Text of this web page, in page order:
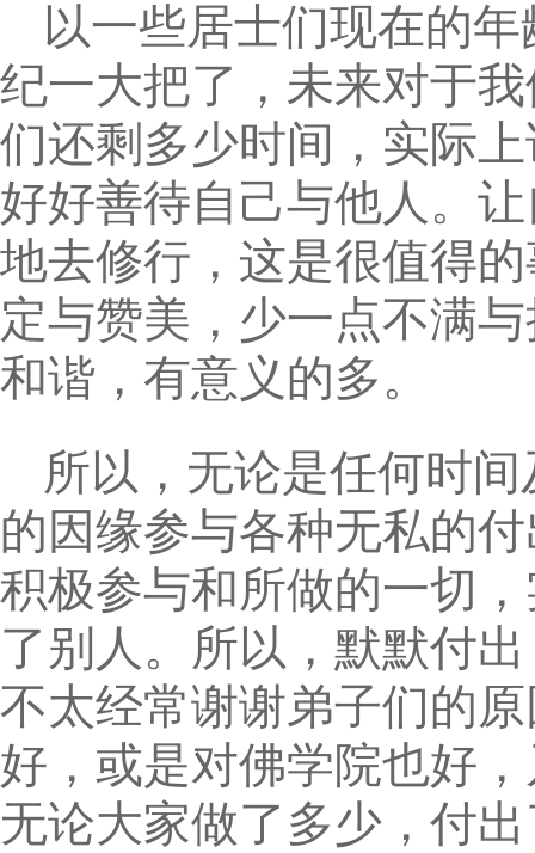
以一些居士们现在的
纪一大把了，未来对于
们还剩多少时间，实际
好好善待自己与他人。
地去修行，这是很值得
定与赞美，少一点不满
和谐，有意义的多。
所以，无论是任何时
的因缘参与各种无私的
积极参与和所做的一切
了别人。所以，默默付
不太经常谢谢弟子们的
好，或是对佛学院也好
无论大家做了多少，付